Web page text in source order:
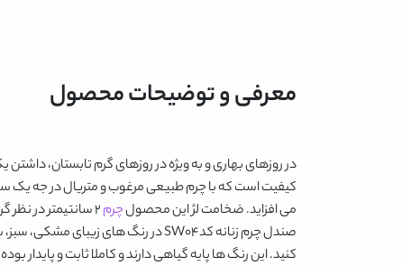
معرفی و توضیحات محصول
در روزهای بهاری و به ویژه در روزهای گرم تابستان،
کیفیت است که با چرم طبیعی مرغوب و متریال در جه یک
می افزاید. ضخامت لژ این محصولچرم
صندل چرم زنانه کدSW04
در رنگ های زیبایمشکی، سبز،